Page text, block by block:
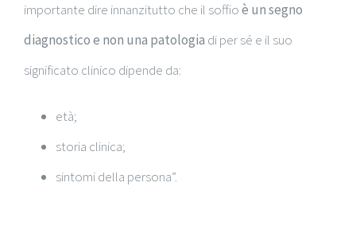
importante dire innanzitutto che il soffioè un segno
diagnostico e non una patologia di per sé e il suo
significato clinico dipende da:
età;
storia clinica;
sintomi della persona”.